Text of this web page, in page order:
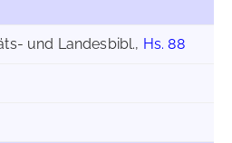
und Landesbibl., Hs. 88